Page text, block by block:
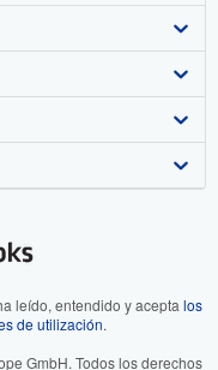
leído, entendido y acepta los
de utilización.
GmbH. Todos los derechos